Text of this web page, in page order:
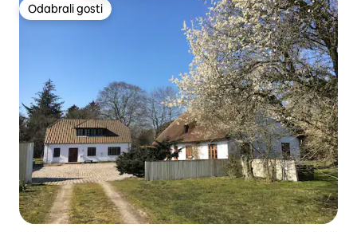
Odabrali gosti
Odabrali gosti